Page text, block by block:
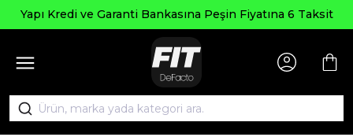
Yapı Kredi ve Garanti Bankasına Peşin Fiyatına 6 Taksit